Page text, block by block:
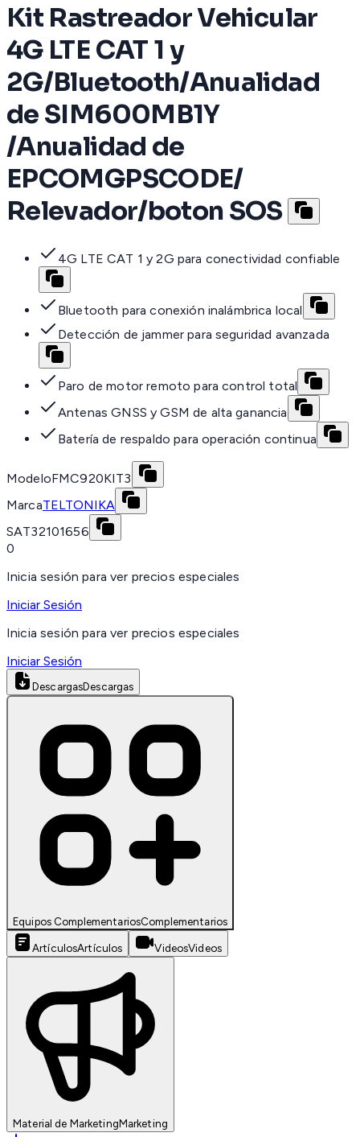
Kit Rastreador Vehicular
4G LTE CAT 1 y
2G/Bluetooth/Anualidad
de SIM600MB1Y
/Anualidad de
EPCOMGPSCODE/
Relevador/boton SOS
4G LTE CAT 1 y 2G para conectividad confiable
Bluetooth para conexión inalámbrica local
Detección de jammer para seguridad avanzada
Paro de motor remoto para control total
Antenas GNSS y GSM de alta ganancia
Batería de respaldo para operación continua
ModeloFMC920KIT3
MarcaTELTONIKA
SAT32101656
0
Inicia sesión para ver precios especiales
Iniciar Sesión
Inicia sesión para ver precios especiales
Iniciar Sesión
DescargasDescargas
Equipos ComplementariosComplementarios
ArtículosArtículos VideosVideos
Material de MarketingMarketing